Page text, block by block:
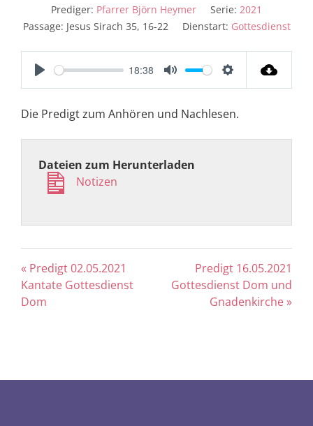
Prediger: Pfarrer Björn Heymer Serie: 2021
Passage: Jesus Sirach 35, 16-22 Dienstart: Gottesdienst
Play
18:38
Mute Settings
Die Predigt zum Anhören und Nachlesen.
Dateien zum Herunterladen
Notizen
« Predigt 02.05.2021
Kantate Gottesdienst
Dom
Predigt 16.05.2021
Gottesdienst Dom und
Gnadenkirche »